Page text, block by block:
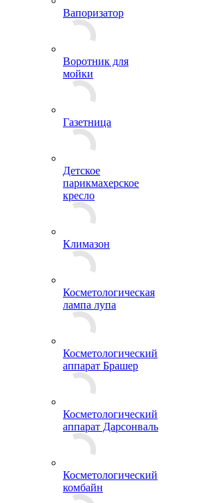
Вапоризатор
Воротник для
мойки
Газетница
Детское
парикмахерское
кресло
Климазон
Косметологическая
лампа лупа
Косметологический
аппарат Брашер
Косметологический
аппарат Дарсонваль
Косметологический
комбайн